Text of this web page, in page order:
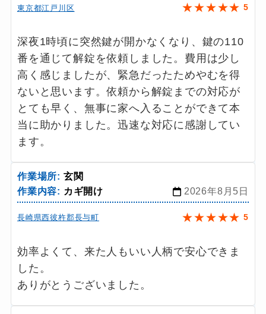
東京都江戸川区 ★★★★★ 5
深夜1時頃に突然鍵が開かなくなり、鍵の110
番を通じて解錠を依頼しました。費用は少し
高く感じましたが、緊急だったためやむを得
ないと思います。依頼から解錠までの対応が
とても早く、無事に家へ入ることができて本
当に助かりました。迅速な対応に感謝してい
ます。
作業場所: 玄関
作業内容: カギ開け 2026年8月5日
長崎県西彼杵郡長与町 ★★★★★ 5
効率よくて、来た人もいい人柄で安心できま
した。
ありがとうございました。